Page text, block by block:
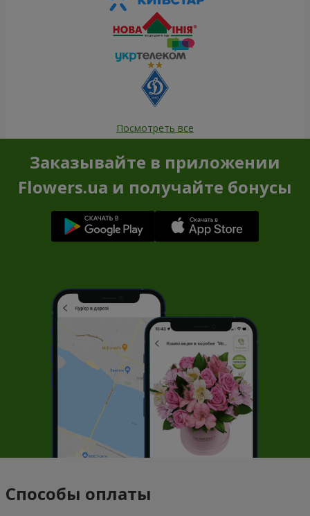
Посмотреть все
Заказывайте в приложении
Flowers.ua и получайте бонусы
Способы оплаты